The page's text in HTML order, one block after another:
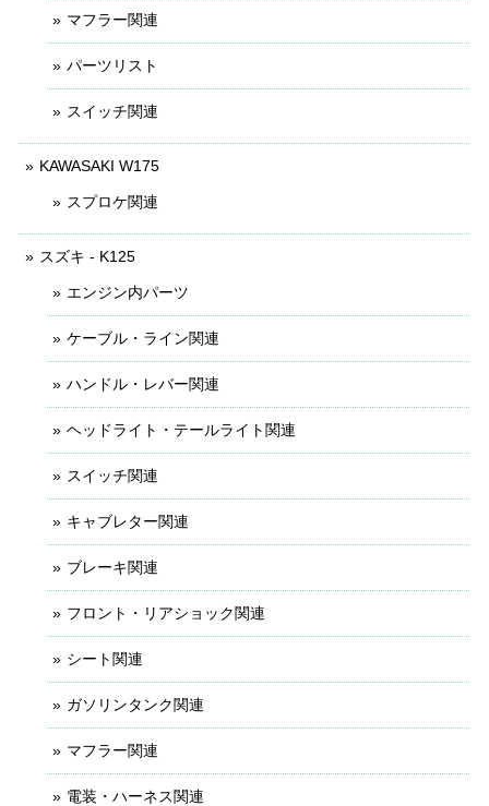
マフラー関連
パーツリスト
スイッチ関連
KAWASAKI W175
スプロケ関連
スズキ - K125
エンジン内パーツ
ケーブル・ライン関連
ハンドル・レバー関連
ヘッドライト・テールライト関連
スイッチ関連
キャブレター関連
ブレーキ関連
フロント・リアショック関連
シート関連
ガソリンタンク関連
マフラー関連
電装・ハーネス関連